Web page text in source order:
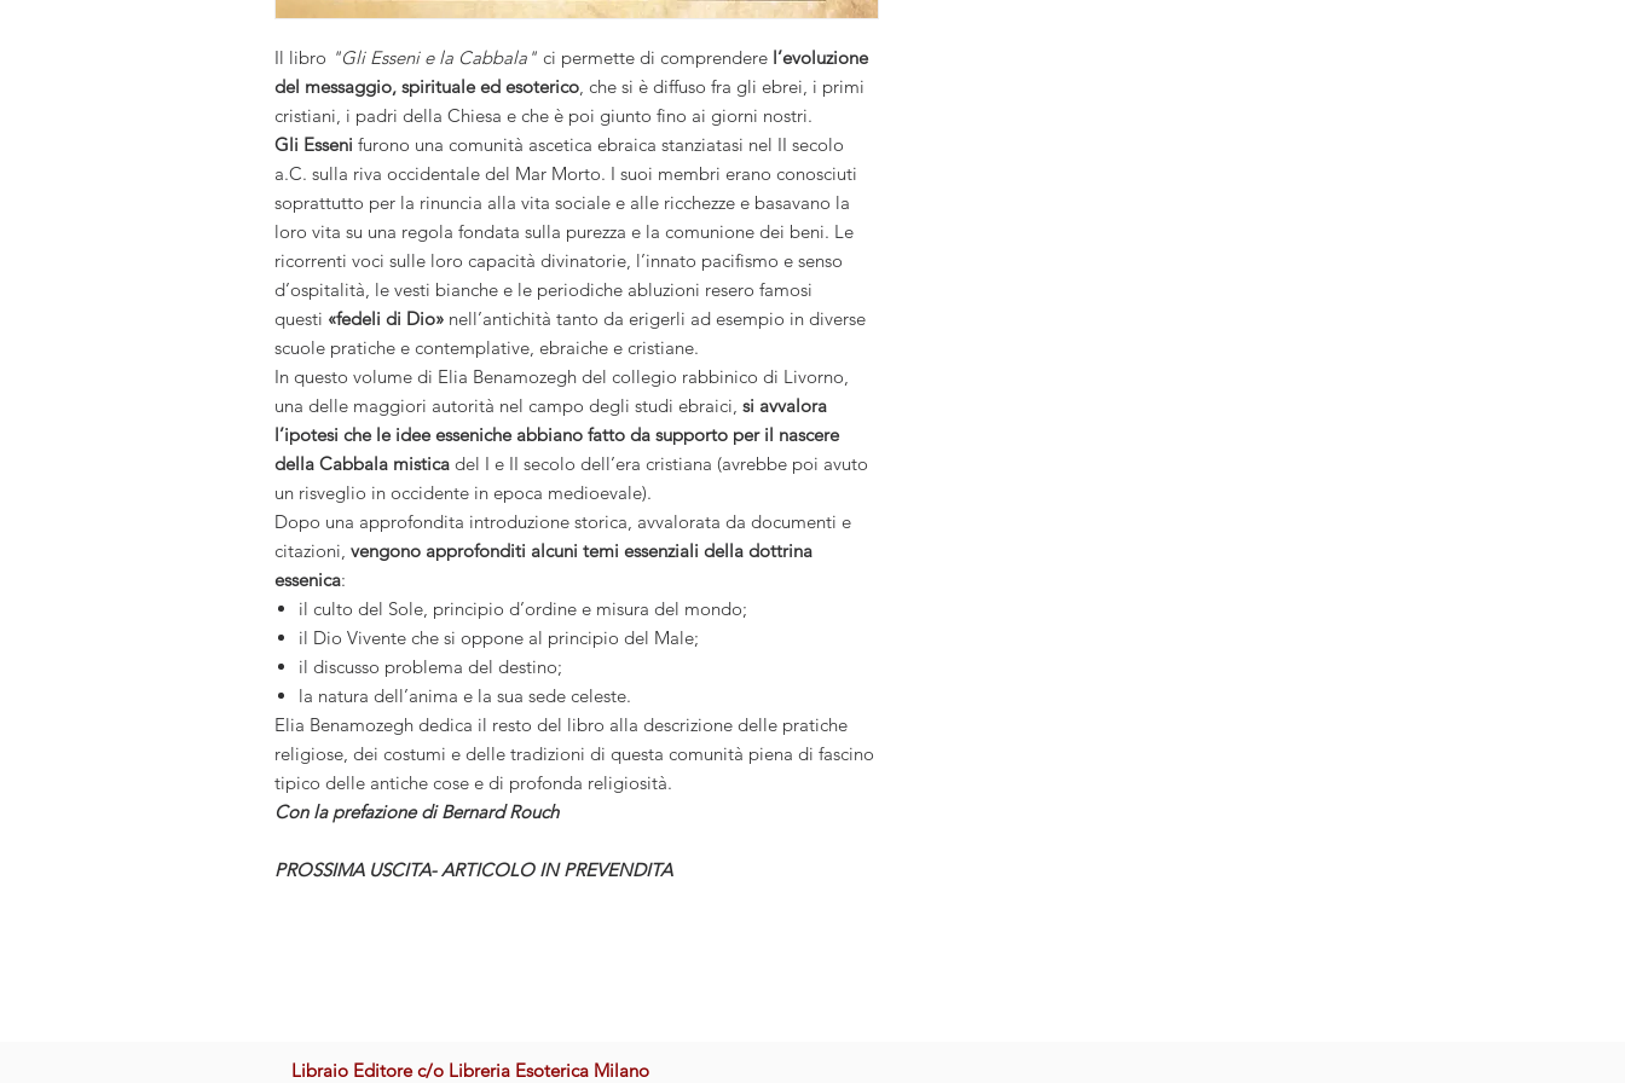
Il libro "Gli Esseni e la Cabbala" ci permette di comprendere l’evoluzione
del messaggio, spirituale ed esoterico, che si è diffuso fra gli ebrei, i primi
cristiani, i padri della Chiesa e che è poi giunto fino ai giorni nostri.
Gli Esseni furono una comunità ascetica ebraica stanziatasi nel II secolo
a.C. sulla riva occidentale del Mar Morto. I suoi membri erano conosciuti
soprattutto per la rinuncia alla vita sociale e alle ricchezze e basavano la
loro vita su una regola fondata sulla purezza e la comunione dei beni. Le
ricorrenti voci sulle loro capacità divinatorie, l’innato pacifismo e senso
d’ospitalità, le vesti bianche e le periodiche abluzioni resero famosi
questi «fedeli di Dio» nell’antichità tanto da erigerli ad esempio in diverse
scuole pratiche e contemplative, ebraiche e cristiane.
In questo volume di Elia Benamozegh del collegio rabbinico di Livorno,
una delle maggiori autorità nel campo degli studi ebraici, si avvalora
l’ipotesi che le idee esseniche abbiano fatto da supporto per il nascere
della Cabbala mistica del I e II secolo dell’era cristiana (avrebbe poi avuto
un risveglio in occidente in epoca medioevale).
Dopo una approfondita introduzione storica, avvalorata da documenti e
citazioni, vengono approfonditi alcuni temi essenziali della dottrina
essenica:
il culto del Sole, principio d’ordine e misura del mondo;
il Dio Vivente che si oppone al principio del Male;
il discusso problema del destino;
la natura dell’anima e la sua sede celeste.
Elia Benamozegh dedica il resto del libro alla descrizione delle pratiche
religiose, dei costumi e delle tradizioni di questa comunità piena di fascino
tipico delle antiche cose e di profonda religiosità.
Con la prefazione di Bernard Rouch
PROSSIMA USCITA- ARTICOLO IN PREVENDITA
Libraio Editore c/o Libreria Esoterica Milano